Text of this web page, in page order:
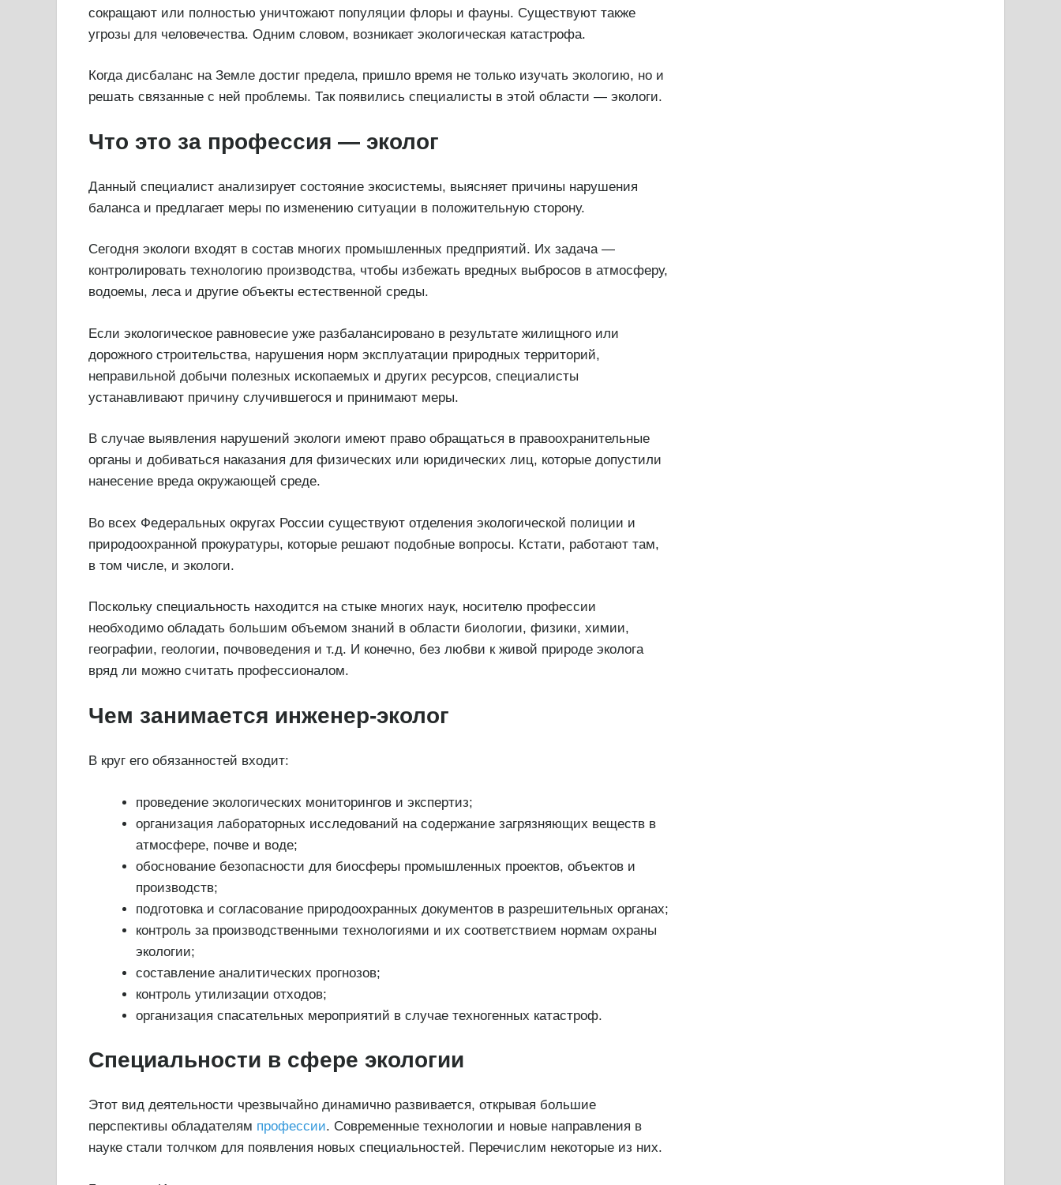
сокращают или полностью уничтожают популяции флоры и фауны. Существуют также
угрозы для человечества. Одним словом, возникает экологическая катастрофа.
Когда дисбаланс на Земле достиг предела, пришло время не только изучать экологию, но и
решать связанные с ней проблемы. Так появились специалисты в этой области — экологи.
Что это за профессия — эколог
Данный специалист анализирует состояние экосистемы, выясняет причины нарушения
баланса и предлагает меры по изменению ситуации в положительную сторону.
Сегодня экологи входят в состав многих промышленных предприятий. Их задача —
контролировать технологию производства, чтобы избежать вредных выбросов в атмосферу,
водоемы, леса и другие объекты естественной среды.
Если экологическое равновесие уже разбалансировано в результате жилищного или
дорожного строительства, нарушения норм эксплуатации природных территорий,
неправильной добычи полезных ископаемых и других ресурсов, специалисты
устанавливают причину случившегося и принимают меры.
В случае выявления нарушений экологи имеют право обращаться в правоохранительные
органы и добиваться наказания для физических или юридических лиц, которые допустили
нанесение вреда окружающей среде.
Во всех Федеральных округах России существуют отделения экологической полиции и
природоохранной прокуратуры, которые решают подобные вопросы. Кстати, работают там,
в том числе, и экологи.
Поскольку специальность находится на стыке многих наук, носителю профессии
необходимо обладать большим объемом знаний в области биологии, физики, химии,
географии, геологии, почвоведения и т.д. И конечно, без любви к живой природе эколога
вряд ли можно считать профессионалом.
Чем занимается инженер-эколог
В круг его обязанностей входит:
проведение экологических мониторингов и экспертиз;
организация лабораторных исследований на содержание загрязняющих веществ в
атмосфере, почве и воде;
обоснование безопасности для биосферы промышленных проектов, объектов и
производств;
подготовка и согласование природоохранных документов в разрешительных органах;
контроль за производственными технологиями и их соответствием нормам охраны
экологии;
составление аналитических прогнозов;
контроль утилизации отходов;
организация спасательных мероприятий в случае техногенных катастроф.
Специальности в сфере экологии
Этот вид деятельности чрезвычайно динамично развивается, открывая большие
перспективы обладателям профессии. Современные технологии и новые направления в
науке стали толчком для появления новых специальностей. Перечислим некоторые из них.